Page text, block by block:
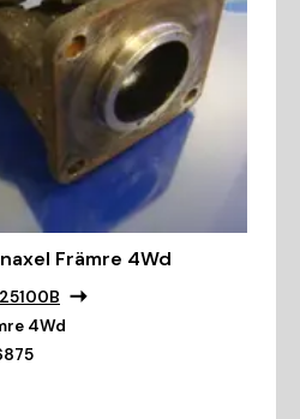
Främre 4Wd
4Wd